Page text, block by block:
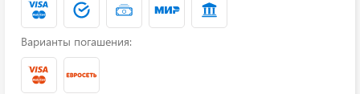
Варианты погашения: